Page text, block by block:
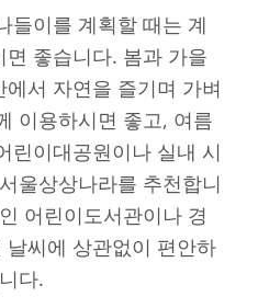
들이를 계획할 때는 계
좋습니다. 봄과 가을
서 자연을 즐기며 가벼
이용하시면 좋고, 여름
린이대공원이나 실내 시
울상상나라를 추천합니
어린이도서관이나 경
씨에 상관없이 편안하
다.